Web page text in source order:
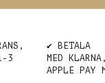
3
✔️ BETALA
MED
APPLE PAY